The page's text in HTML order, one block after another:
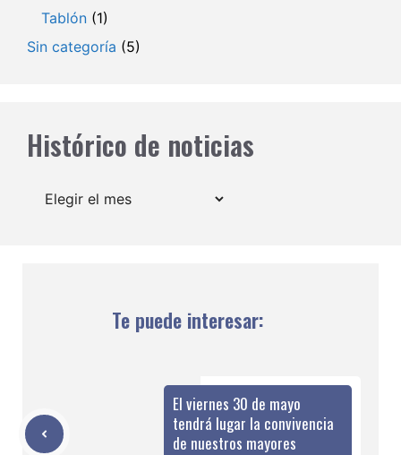
Tablón (1)
Sin categoría (5)
Histórico de noticias
Archivos
Te puede interesar:
El viernes 30 de mayo
tendrá lugar la convivencia
de nuestros mayores